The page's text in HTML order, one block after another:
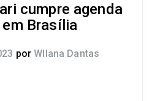
cumpre agenda
Brasília
por Wllana Dantas